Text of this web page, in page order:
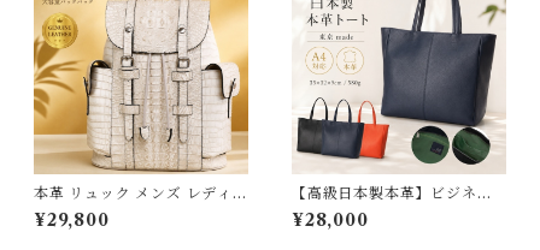
本革 リュック メンズ レディー
ス ビジネスリュック 大容量 撥
水 15.6インチ PC対応 a4 バ
¥29,800
【高級日本製本革】ビジネス
トートバッグ メンズ A4 15.6
インチ PC収納 レディース 牛
¥28,000